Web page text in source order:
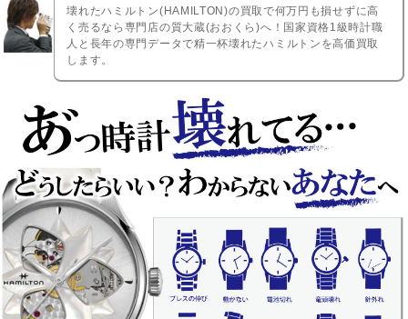
壊れたハミルトン(HAMILTON)の買取で何万円も損せずに高
く売るなら専門店の質大蔵(おおくら)へ！国家資格1級時計職
人と長年の専門データで精一杯壊れたハミルトンを高価買取
します。